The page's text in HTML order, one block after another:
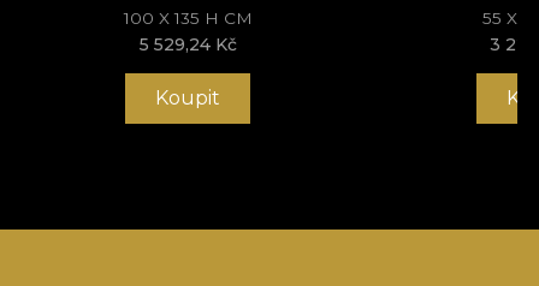
100 X 135 H CM
5 529,24 Kč
Koupit
55 X
3